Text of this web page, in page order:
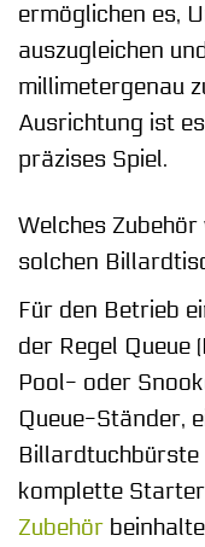
ermöglichen es,
auszugleichen
millimetergenau
Ausrichtung ist
präzises Spiel.
Welches
solchen
Für den Betrieb
der Regel Queue
Pool- oder
Queue-Ständer,
komplette
Zubehör